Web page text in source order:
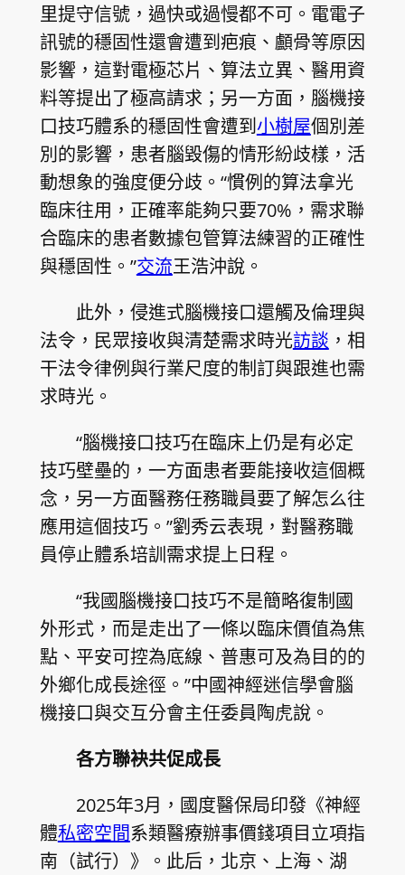
里提守信號，過快或過慢都不可。電電子
訊號的穩固性還會遭到疤痕、顱骨等原因
影響，這對電極芯片、算法立異、醫用資
料等提出了極高請求；另一方面，腦機接
口技巧體系的穩固性會遭到小樹屋個別差
別的影響，患者腦毀傷的情形紛歧樣，活
動想象的強度便分歧。“慣例的算法拿光
臨床往用，正確率能夠只要70%，需求聯
合臨床的患者數據包管算法練習的正確性
與穩固性。”交流王浩沖說。
此外，侵進式腦機接口還觸及倫理與
法令，民眾接收與清楚需求時光訪談 ，相
干法令律例與行業尺度的制訂與跟進也需
求時光。
“腦機接口技巧在臨床上仍是有必定
技巧壁壘的，一方面患者要能接收這個概
念，另一方面醫務任務職員要了解怎么往
應用這個技巧。”劉秀云表現，對醫務職
員停止體系培訓需求提上日程。
“我國腦機接口技巧不是簡略復制國
外形式，而是走出了一條以臨床價值為焦
點、平安可控為底線、普惠可及為目的的
外鄉化成長途徑。”中國神經迷信學會腦
機接口與交互分會主任委員陶虎說。
各方聯袂共促成長
2025年3月，國度醫保局印發《神經
體私密空間系類醫療辦事價錢項目立項指
南（試行）》。此后，北京、上海、湖